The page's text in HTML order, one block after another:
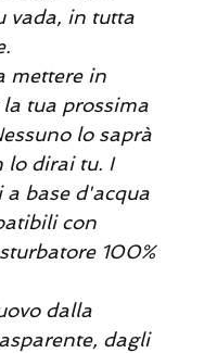
vada, in tutta
mettere in
tua prossima
lo saprà
lo dirai tu. I
base d'acqua
con
100%
dalla
dagli